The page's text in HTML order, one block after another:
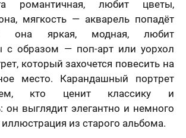
романтичная, любит цветы,
мягкость — акварель попадёт
она яркая, модная, любит
с образом — поп-арт или уорхол
который захочется повесить на
место. Карандашный портрет
кто ценит классику и
он выглядит элегантно и немного
из старого альбома.
«Заказать портрет» и отправляя
На день рождение
1-3
*